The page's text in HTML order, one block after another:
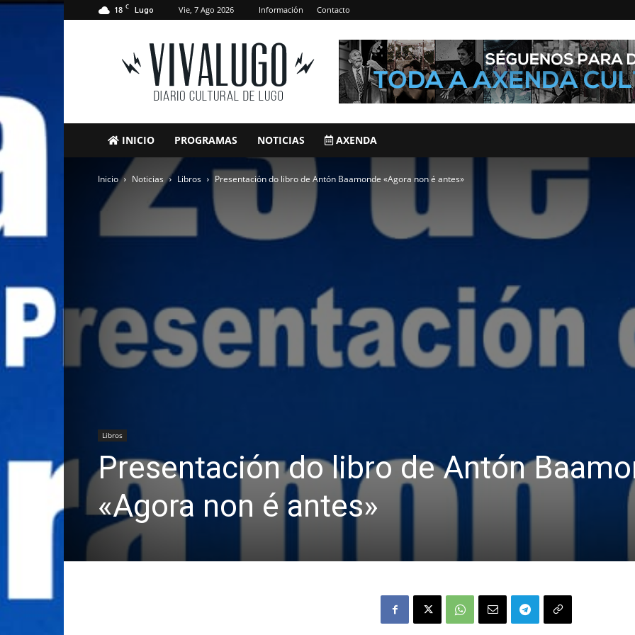
18 C Lugo Vie, 7 Ago 2026 Información Contacto
VivaLugo
INICIO PROGRAMAS NOTICIAS AXENDA
Inicio Noticias Libros Presentación do libro de Antón Baamonde «Agora non é antes»
Libros
Presentación do libro de Antón
«Agora non é antes»